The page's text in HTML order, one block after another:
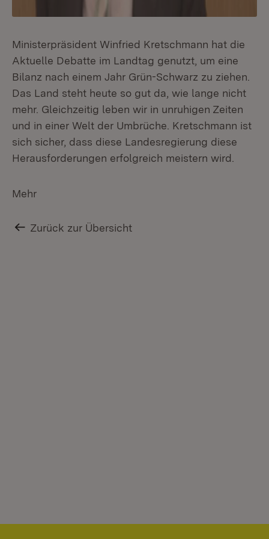
Ministerpräsident Winfried Kretschmann hat die
Aktuelle Debatte im Landtag genutzt, um eine
Bilanz nach einem Jahr Grün-Schwarz zu ziehen.
Das Land steht heute so gut da, wie lange nicht
mehr. Gleichzeitig leben wir in unruhigen Zeiten
und in einer Welt der Umbrüche. Kretschmann ist
sich sicher, dass diese Landesregierung diese
Herausforderungen erfolgreich meistern wird.
Mehr
Zurück zur Übersicht